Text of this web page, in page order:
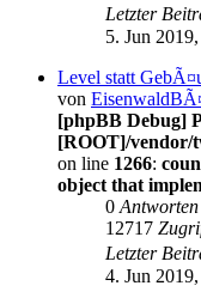
Letzter
5. Jun
Level statt
von
[phpBB Debug]
[ROOT]/vendor/
on line 1266:
object that
0 Antworten
12717
Letzter
4. Jun